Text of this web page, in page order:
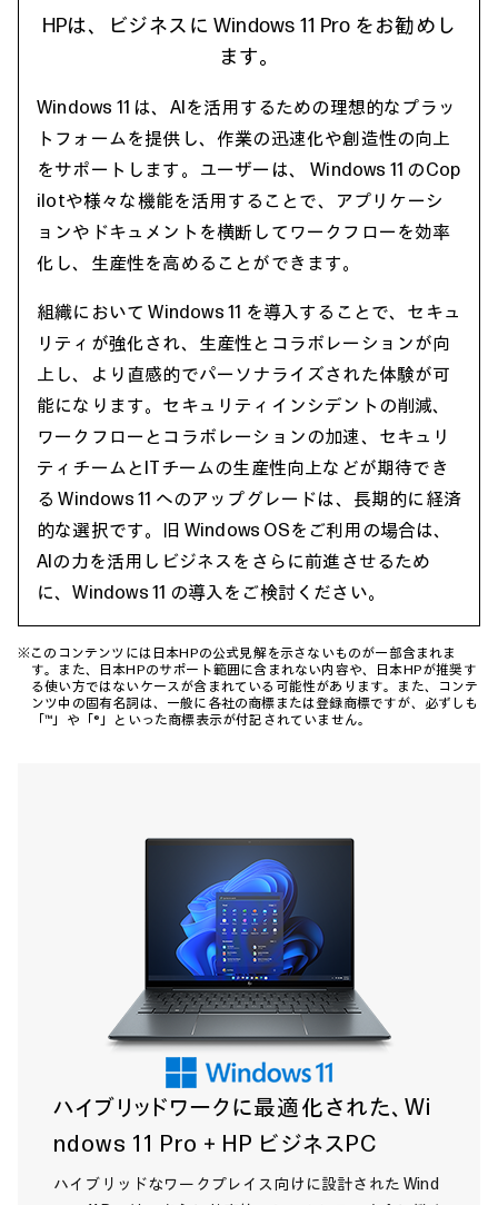
HPは、ビジネスに Windows 11 Pro をお勧めし
ます。
Windows 11 は、AIを活用するための理想的なプラッ
トフォームを提供し、作業の迅速化や創造性の向上
をサポートします。ユーザーは、 Windows 11 のCop
ilotや様々な機能を活用することで、アプリケーシ
ョンやドキュメントを横断してワークフローを効率
化し、生産性を高めることができます。
組織において Windows 11 を導入することで、セキュ
リティが強化され、生産性とコラボレーションが向
上し、より直感的でパーソナライズされた体験が可
能になります。セキュリティインシデントの削減、
ワークフローとコラボレーションの加速、セキュリ
ティチームとITチームの生産性向上などが期待でき
る Windows 11 へのアップグレードは、長期的に経済
的な選択です。旧 Windows OSをご利用の場合は、
AIの力を活用しビジネスをさらに前進させるため
に、Windows 11 の導入をご検討ください。
※このコンテンツには日本HPの公式見解を示さないものが一部含まれま
す。また、日本HPのサポート範囲に含まれない内容や、日本HPが推奨す
る使い方ではないケースが含まれている可能性があります。また、コンテ
ンツ中の固有名詞は、一般に各社の商標または登録商標ですが、必ずしも
「™」や「®」といった商標表示が付記されていません。
ハイブリッドワークに最適化された、Wi
ndows 11 Pro＋HP ビジネスPC
ハイブリッドなワークプレイス向けに設計された Wind